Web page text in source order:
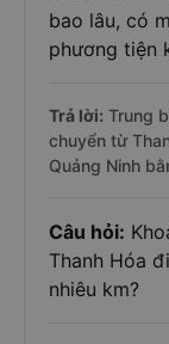
bao lâu, có
phương tiện
Trả lời: Trung
chuyển từ
Quảng Ninh
Câu hỏi:
Thanh Hóa
nhiêu km?